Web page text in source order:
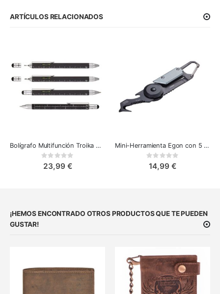
ARTÍCULOS RELACIONADOS
Bolígrafo Multifunción Troika Construction
Rating:
0%
23,99 €
Mini-Herramienta Egon con 5 Funciones - Esencial para Aventureros
Rating:
0%
14,99 €
¡HEMOS ENCONTRADO OTROS PRODUCTOS QUE TE PUEDEN
GUSTAR!